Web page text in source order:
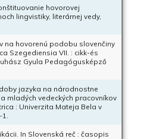
hovorovej
lingvistiky, literárnej vedy,
na hovorenú podobu slovenčiny
Szegediensia VII. : cikk-és
Gyula Pedagógusképző
jazyka na národnostne
mladých vedeckých pracovníkov
: Univerzita Mateja Bela v
1.
In Slovenská reč : časopis